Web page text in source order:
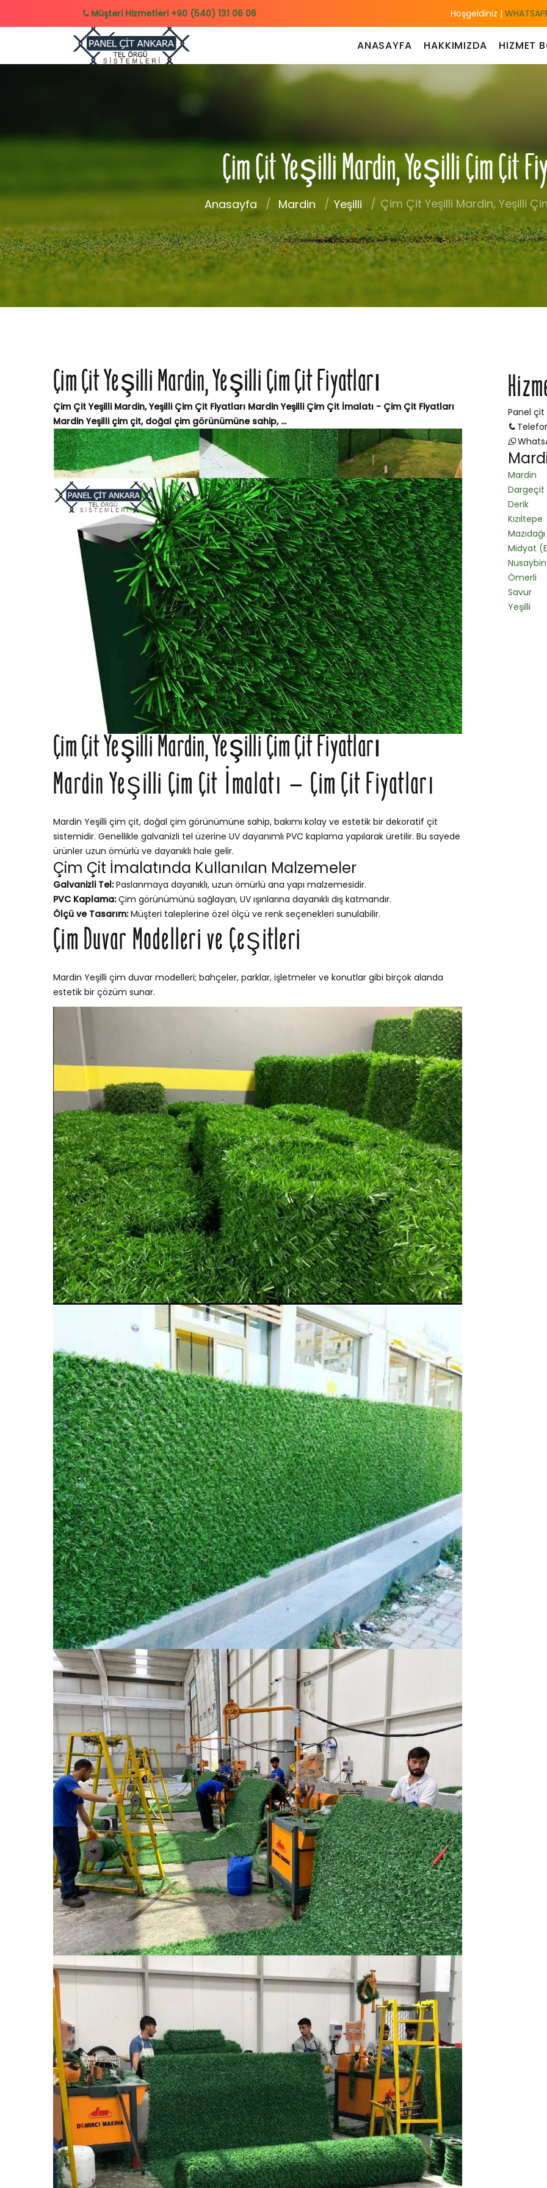
Müşteri Hizmetleri +90 (540) 131 06 06 Hoşgeldiniz |
ANASAYFA HAKKIMIZDA HIZMET
Çim Çit Yeşilli Mardin, Yeşilli Çim Çit
Anasayfa Mardin Yeşilli Çim Çit Yeşilli Mardin, Yeşilli
Panel çit
Mardin
Dargeçit
Derik
Kızıltepe
Mazıdağı
Midyat
Nusaybin
Ömerli
Savur
Yeşilli
Çim Çit Yeşilli Mardin, Yeşilli Çim Çit Fiyatları
Çim Çit Yeşilli Mardin, Yeşilli Çim Çit Fiyatları Mardin Yeşilli Çim Çit İmalatı - Çim Çit Fiyatları
Mardin Yeşilli çim çit, doğal çim görünümüne sahip, ...
Çim Çit Yeşilli Mardin, Yeşilli Çim Çit Fiyatları
Mardin Yeşilli Çim Çit İmalatı – Çim Çit Fiyatları
Mardin Yeşilli çim çit, doğal çim görünümüne sahip, bakımı kolay ve estetik bir dekoratif çit
sistemidir. Genellikle galvanizli tel üzerine UV dayanımlı PVC kaplama yapılarak üretilir. Bu sayede
ürünler uzun ömürlü ve dayanıklı hale gelir.
Çim Çit İmalatında Kullanılan Malzemeler
Galvanizli Tel:Paslanmaya dayanıklı, uzun ömürlü ana yapı malzemesidir.
PVC Kaplama:Çim görünümünü sağlayan, UV ışınlarına dayanıklı dış katmandır.
Ölçü ve Tasarım:Müşteri taleplerine özel ölçü ve renk seçenekleri sunulabilir.
Çim Duvar Modelleri ve Çeşitleri
Mardin Yeşilli çim duvar modelleri; bahçeler, parklar, işletmeler ve konutlar gibi birçok alanda
estetik bir çözüm sunar.